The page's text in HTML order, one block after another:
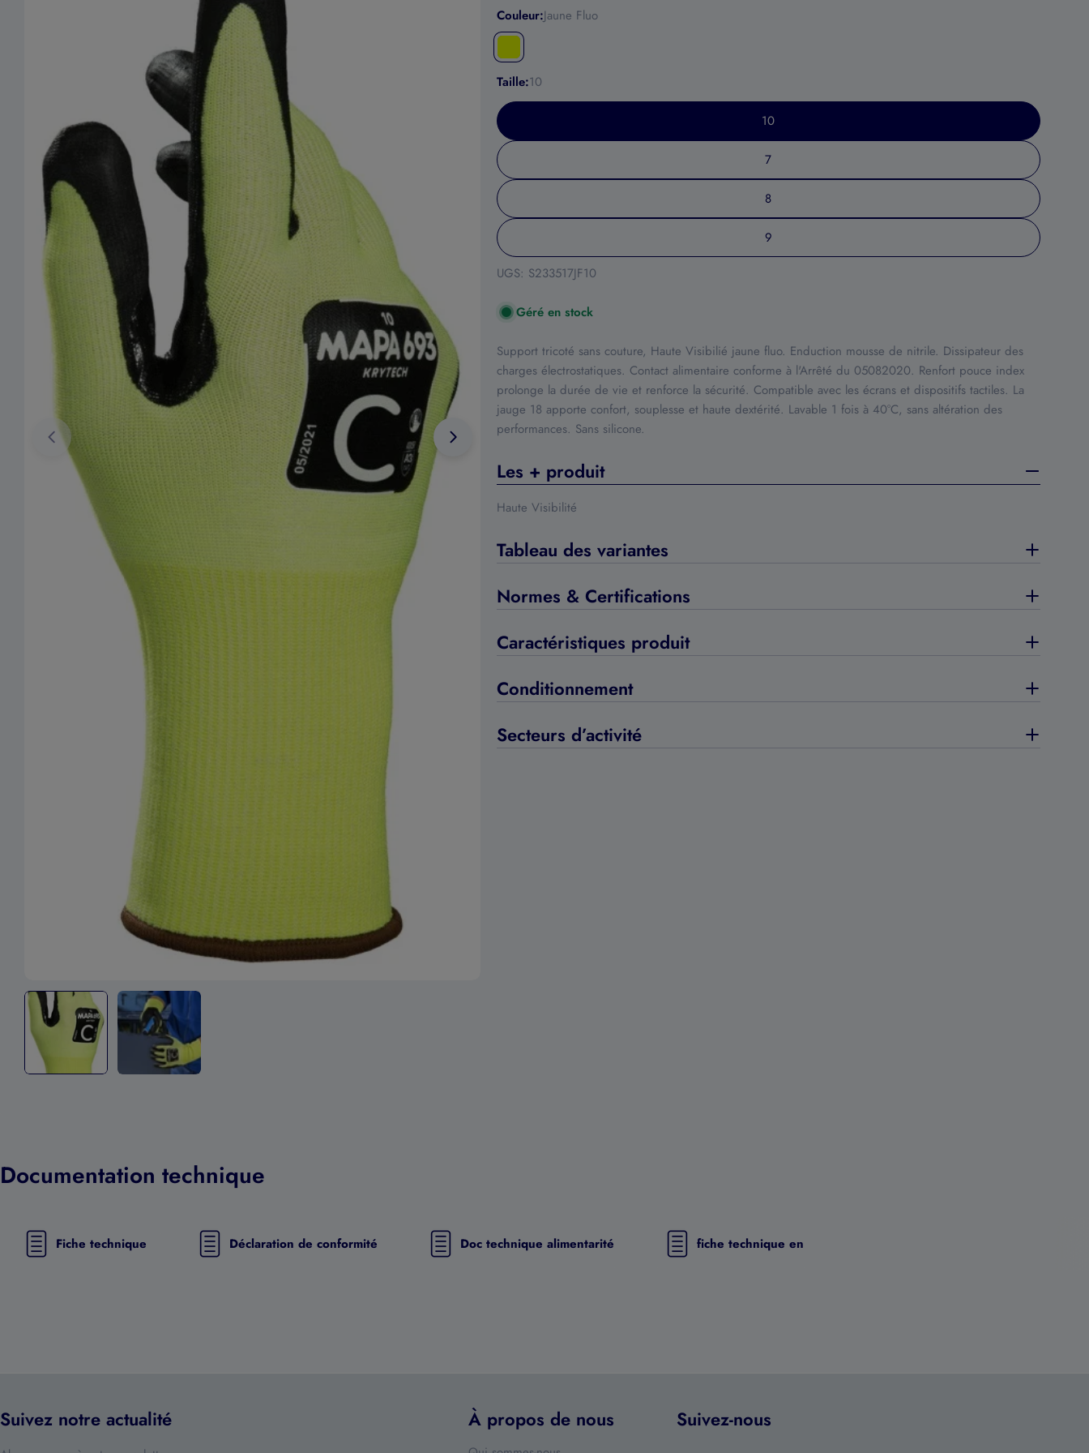
Ouvrir le média 0 en mode modal
Ouvrir le média 1 en mode modal
Couleur:Jaune Fluo
Taille:10
10
7
8
9
UGS: S233517JF10
Géré en stock
Support tricoté sans couture, Haute Visibilié jaune fluo. Enduction mousse de nitrile. Dissipateur des
charges électrostatiques. Contact alimentaire conforme à l'Arrêté du 05082020. Renfort pouce index
prolonge la durée de vie et renforce la sécurité. Compatible avec les écrans et dispositifs tactiles. La
jauge 18 apporte confort, souplesse et haute dextérité. Lavable 1 fois à 40°C, sans altération des
performances. Sans silicone.
Les + produit
Haute Visibilité
Tableau des variantes
Normes & Certifications
Caractéristiques produit
Conditionnement
Secteurs d’activité
Documentation technique
Fiche technique Déclaration de conformité Doc technique alimentarité fiche technique en
Suivez notre actualité À propos de nous Suivez-nous